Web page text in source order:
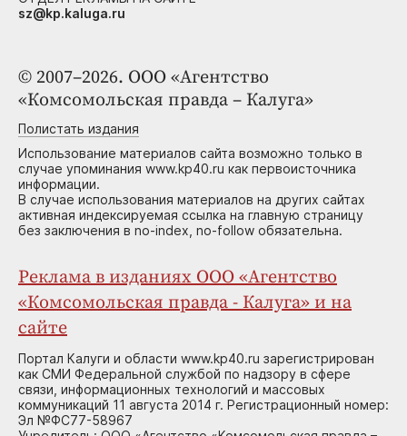
© 2007–2026. ООО «Агентство
«Комсомольская правда – Калуга»
Полистать издания
Использование материалов сайта возможно только в
случае упоминания www.kp40.ru как первоисточника
информации.
В случае использования материалов на других сайтах
активная индексируемая ссылка на главную страницу
без заключения в no-index, no-follow обязательна.
Реклама в изданиях ООО «Агентство
«Комсомольская правда - Калуга» и на
сайте
Портал Калуги и области www.kp40.ru зарегистрирован
как СМИ Федеральной службой по надзору в сфере
связи, информационных технологий и массовых
коммуникаций 11 августа 2014 г. Регистрационный номер:
Эл №ФС77-58967
sz@kp.kaluga.ru